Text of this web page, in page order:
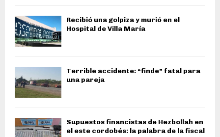
Recibió una golpiza y murió en el
Hospital de Villa María
Terrible accidente: “finde” fatal para
una pareja
Supuestos financistas de Hezbollah en
el este cordobés: la palabra de la fiscal